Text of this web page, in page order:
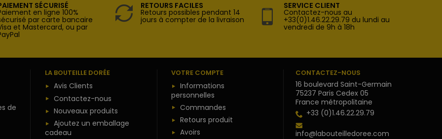
SÉCURISÉ
en ligne 100%
par carte bancaire
et Mastercard, ou par
RETOURS FACILES
Retours possibles pendant 14
jours à compter de la livraison
SERVICE CLIENT
Contactez-nous au
+33(0)1.46.22.29.79 du lundi au
vendredi de 9h à 18h
de
LA BOUTEILLE DORÉE
Avis Clients
Contactez-nous
Nouveaux produits
Ajoutez un emballage
cadeau
VOTRE COMPTE
Informations
personnelles
Commandes
Retours produit
Avoirs
CONTACTEZ-NOUS
16 boulevard Saint-Germain
75237 Paris Cedex 05
France métropolitaine
+33 (0)1.46.22.29.79
info@labouteilledoree.com